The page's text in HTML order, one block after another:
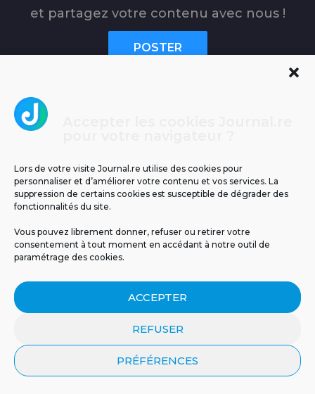
Lors de votre visite Journal.re utilise des cookies pour
personnaliser et d’améliorer votre contenu et vos services. La
suppression de certains cookies est susceptible de dégrader des
fonctionnalités du site.
Vous pouvez librement donner, refuser ou retirer votre
consentement à tout moment en accédant à notre outil de
paramétrage des cookies.
ACCEPTER
REFUSER
PRÉFÉRENCES
et partagez votre contenu avec nous !
POSTER
1
Les tunnels de lave de La Réunion : un
voyage au cœur de la terre
2